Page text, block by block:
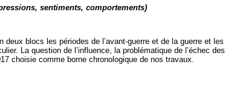
sentiments, comportements)
deux blocs les périodes de l’avant-guerre et de la guerre et
La question de l’influence, la problématique de l’échec
choisie comme borne chronologique de nos travaux.